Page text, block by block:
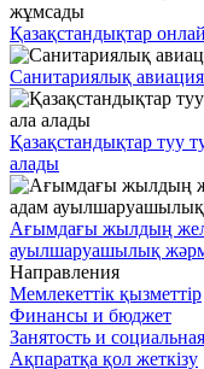
Қазақстандықтар
Санитариялық
Қазақстандықтар туу
алады
Ағымдағы жылдың
ауылшаруашылық
Направления
Мемлекеттік қызметтір
Финансы и бюджет
Занятость и
Ақпаратқа қол жеткізу